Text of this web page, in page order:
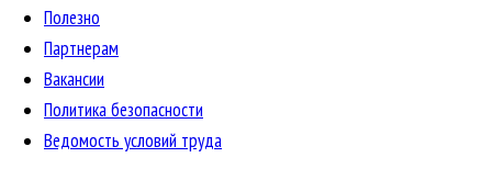
Полезно
Партнерам
Вакансии
Политика безопасности
Ведомость условий труда